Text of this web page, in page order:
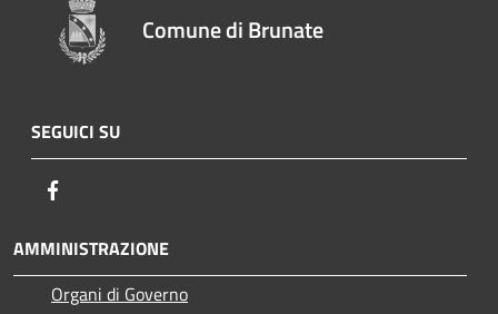
Comune di Brunate
SEGUICI SU
AMMINISTRAZIONE
Organi di Governo